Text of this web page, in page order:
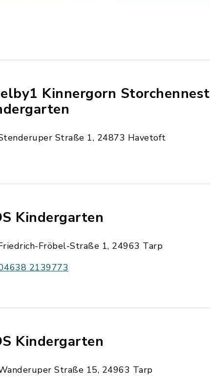
Kinnergorn Storchennest
Straße 1, 24873 Havetoft
Kindergarten
Fröbel-Straße 1, 24963 Tarp
2139773
Kindergarten
Straße 15, 24963 Tarp